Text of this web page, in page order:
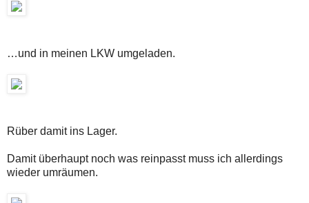
…und in meinen LKW umgeladen.
Rüber damit ins Lager.
Damit überhaupt noch was reinpasst muss ich allerdings
wieder umräumen.